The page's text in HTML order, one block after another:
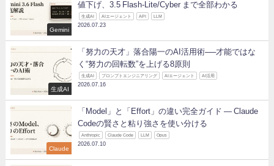
Gemini
値下げ、3.5 Flash-Lite/Cyber まで全部わかる
生成AI AIエージェント API LLM
2026.07.23
生成AI
「努力の天才」落合陽一のAI活用術──才能ではな
く“努力の回転数”を上げる8原則
生成AI プロンプトエンジニアリング AIエージェント AI活用
2026.07.16
Claude
「Model」と「Effort」の違い完全ガイド ― Claude
Codeの賢さと粘り強さを使い分ける
Anthropic Claude Code LLM Opus
2026.07.10